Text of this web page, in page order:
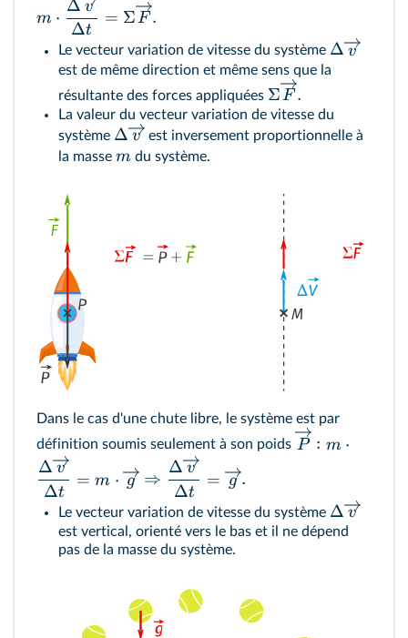
m ⋅
Δt
Δ v
= ΣF .
Le vecteur variation de vitesse du système Δ v
est de même direction et même sens que la
résultante des forces appliquées ΣF .
La valeur du vecteur variation de vitesse du
système Δ v est inversement proportionnelle à
la masse m du système.
Dans le cas d'une chute libre, le système est par
définition soumis seulement à son poids P : m ⋅
Δt
Δ v
= m ⋅ g ⇒
Δt
Δ v
= g .
Le vecteur variation de vitesse du système Δ v
est vertical, orienté vers le bas et il ne dépend
pas de la masse du système.